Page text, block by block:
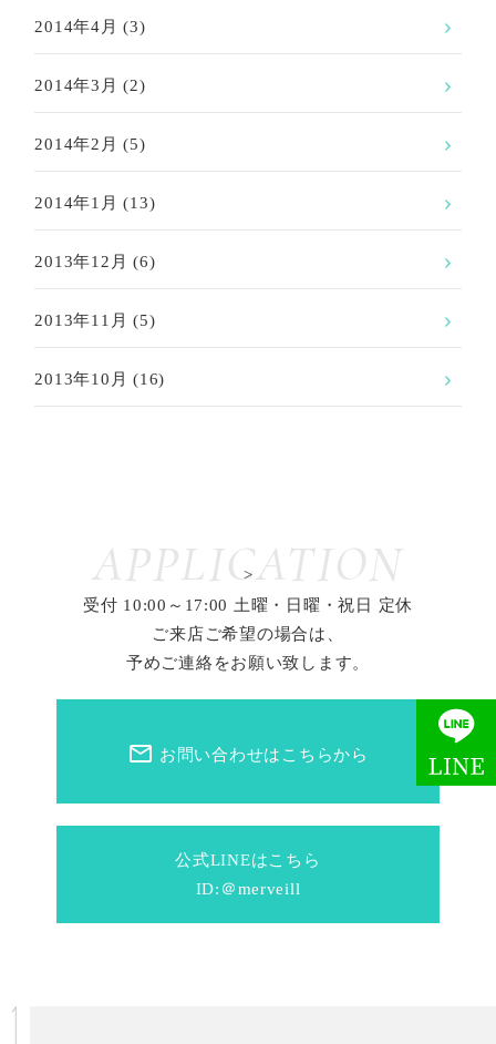
2014年4月 (3)
2014年3月 (2)
2014年2月 (5)
2014年1月 (13)
2013年12月 (6)
2013年11月 (5)
2013年10月 (16)
APPLICATION
公式LINEはこちら
ID:＠merveill
mail_outline お問い合わせはこちらから
>
受付 10:00～17:00 土曜・日曜・祝日 定休
ご来店ご希望の場合は、
予めご連絡をお願い致します。